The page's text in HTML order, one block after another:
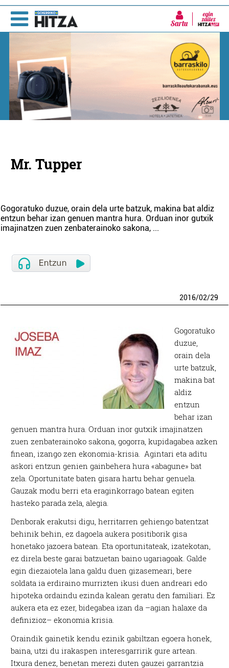
Sartu
Mr. Tupper
Gogoratuko duzue, orain dela urte batzuk, makina bat aldiz
entzun behar izan genuen mantra hura. Orduan inor gutxik
imajinatzen zuen zenbaterainoko sakona, ...
2016/02/29
Gogoratuko
duzue,
orain dela
urte batzuk,
makina bat
aldiz
entzun
behar izan
genuen mantra hura. Orduan inor gutxik imajinatzen
zuen zenbaterainoko sakona, gogorra, kupidagabea azken
finean, izango zen ekonomia-krisia. Agintari eta aditu
askori entzun genien gainbehera hura «abagune» bat
zela. Oportunitate baten gisara hartu behar genuela.
Gauzak modu berri eta eraginkorrago batean egiten
hasteko parada zela, alegia.
Denborak erakutsi digu, herritarren gehiengo batentzat
behinik behin, ez dagoela aukera positiborik gisa
honetako jazoera batean. Eta oportunitateak, izatekotan,
ez direla beste garai batzuetan baino ugariagoak. Galde
egin diezaiotela lana galdu duen gizasemeari, bere
soldata ia erdiraino murrizten ikusi duen andreari edo
hipoteka ordaindu ezinda kalean geratu den familiari. Ez
aukera eta ez ezer, bidegabea izan da –agian halaxe da
definizioz– ekonomia krisia.
Oraindik gainetik kendu ezinik gabiltzan egoera honek,
baina, utzi du irakaspen interesgarririk gure artean.
Itxura denez, benetan merezi duten gauzei garrantzia